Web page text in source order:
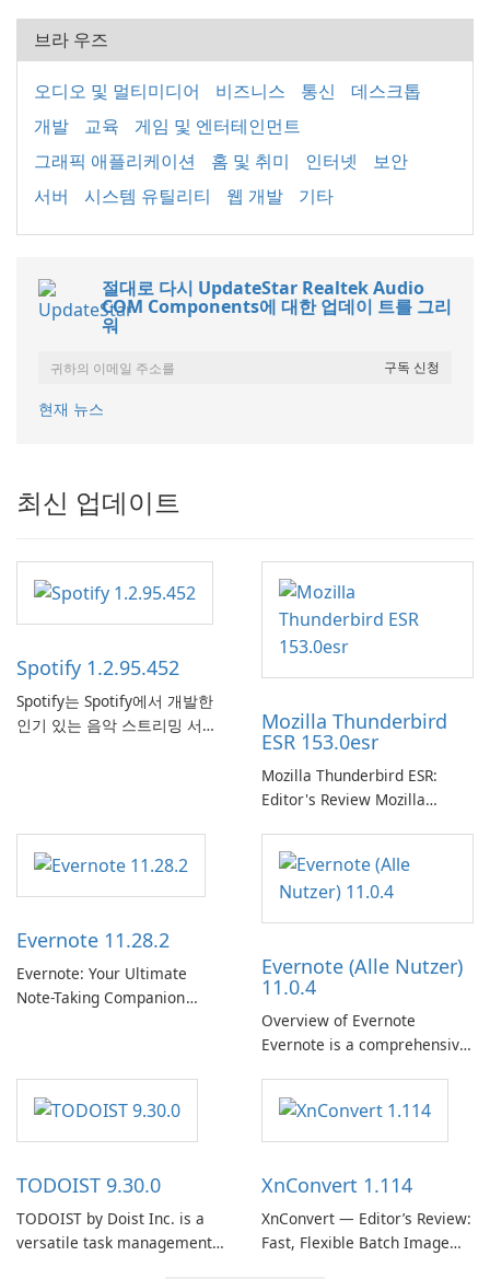
브라 우즈
오디오 및 멀티미디어 비즈니스 통신
데스크톱
개발
교육
게임 및 엔터테인먼트
그래픽 애플리케이션
홈 및 취미 인터넷
보안
서버
시스템 유틸리티 웹 개발 기타
절대로 다시 UpdateStar Realtek Audio
COM Components에 대한 업데이 트를 그리
워
현재 뉴스
최신 업데이트
Spotify 1.2.95.452
Spotify는 Spotify에서 개발한
인기 있는 음악 스트리밍 서비
취 및 소셜 공유와 같은 기능을
통해 Spotify는 사용자가 좋아
고, 즐길 수 있는 원활한 음악
경험을 제공합니다.
Mozilla Thunderbird
ESR 153.0esr
Mozilla Thunderbird ESR:
Editor's Review Mozilla
Support Release) is the long-
term support channel of the
Thunderbird desktop email
client designed for
need predictable …
Evernote 11.28.2
Evernote: Your Ultimate
Note-Taking Companion
helps users capture ideas,
organize to-do lists, and keep
track of important
Evernote (Alle Nutzer)
11.0.4
Overview of Evernote
Evernote is a comprehensive
software designed to help
users capture, organize, and
access information across
TODOIST 9.30.0
TODOIST by Doist Inc. is a
versatile task management
XnConvert 1.114
XnConvert — Editor’s Review:
Fast, Flexible Batch Image